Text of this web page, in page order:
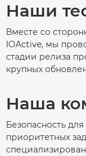
Наши
Вместе со
IOActive, мы
стадии релиза
крупных
Наша
Безопасность
приоритетных